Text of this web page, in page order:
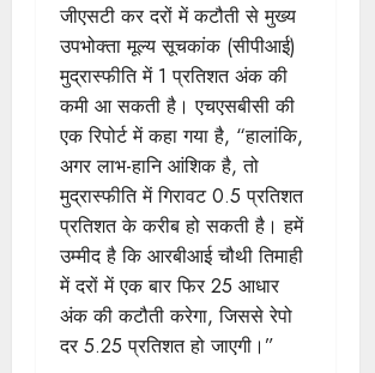
जीएसटी कर दरों में कटौती से मुख्य
उपभोक्ता मूल्य सूचकांक (सीपीआई)
मुद्रास्फीति में 1 प्रतिशत अंक की
कमी आ सकती है। एचएसबीसी की
एक रिपोर्ट में कहा गया है, “हालांकि,
अगर लाभ-हानि आंशिक है, तो
मुद्रास्फीति में गिरावट 0.5 प्रतिशत
प्रतिशत के करीब हो सकती है। हमें
उम्मीद है कि आरबीआई चौथी तिमाही
में दरों में एक बार फिर 25 आधार
अंक की कटौती करेगा, जिससे रेपो
दर 5.25 प्रतिशत हो जाएगी।”